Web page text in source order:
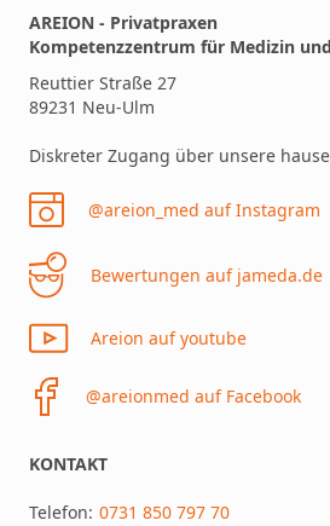
AREION - Privatpraxen
Kompetenzzentrum für Medizin
Reuttier Straße 27
89231 Neu-Ulm
Diskreter Zugang über unsere
@areion_med auf Instagram
Bewertungen auf jameda.de
Areion auf youtube
@areionmed auf Facebook
KONTAKT
Telefon: 0731 850 797 70